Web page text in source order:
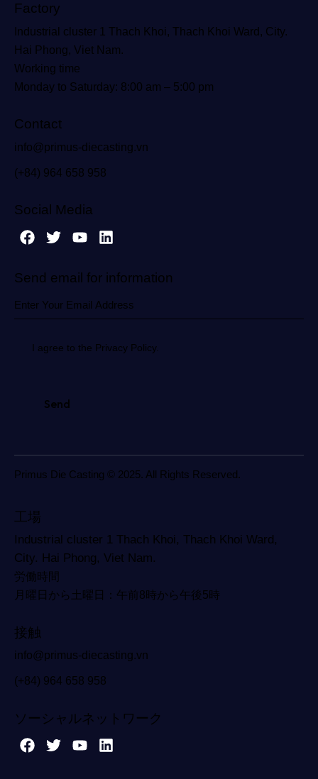
Factory
Industrial cluster 1 Thach Khoi, Thach Khoi Ward, City.
Hai Phong, Viet Nam.
Working time
Monday to Saturday: 8:00 am – 5:00 pm
Contact
info@primus-diecasting.vn
(+84) 964 658 958
Social Media
Send email for information
I agree to the Privacy Policy.
Primus Die Casting © 2025. All Rights Reserved.
工場
Industrial cluster 1 Thach Khoi, Thach Khoi Ward,
City. Hai Phong, Viet Nam.
労働時間
月曜日から土曜日：午前8時から午後5時
接触
info@primus-diecasting.vn
(+84) 964 658 958
ソーシャルネットワーク